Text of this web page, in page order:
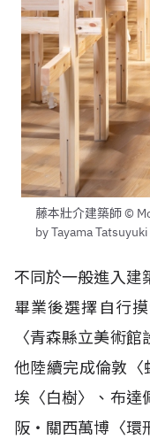
藤本壯介建築師 ©
by Tayama Tatsuyuki
不同於一般進入建
畢業後選擇自行
〈青森縣立美術
他陸續完成倫敦
埃〈白樹〉、布達
阪・關西萬博〈環